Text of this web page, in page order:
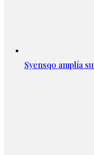
Syensqo amplía